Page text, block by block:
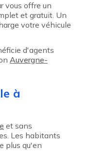
vous offre un
et gratuit. Un
votre véhicule
d'agents
Auvergne-
à
et sans
Les habitants
plus qu'en